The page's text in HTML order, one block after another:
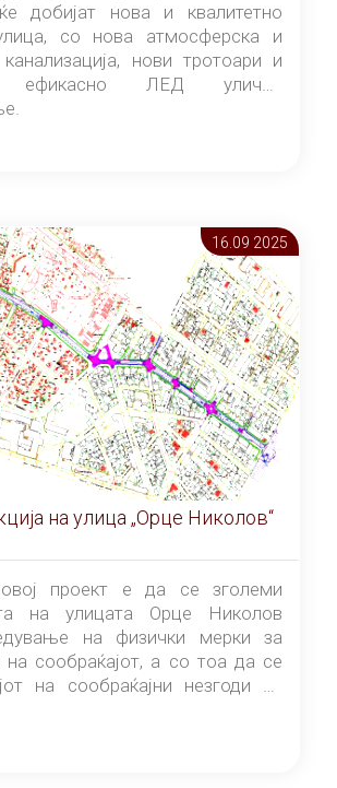
добијат нова и квалитетно
со нова атмосферска и
нови тротоари и
ефикасно ЛЕД улично
16.09 2025
на улица „Орце Николов“
проект е да се зголеми
на улицата Орце Николов
на физички мерки за
сообраќајот, а со тоа да се
на сообраќајни незгоди на